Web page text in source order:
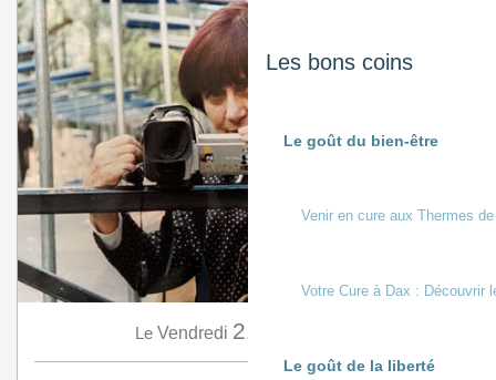
Les bons coins
Le goût du bien-être
Venir en cure aux Thermes
Votre Cure à Dax : Découvrir
Le goût de la liberté
Le Vendredi 21